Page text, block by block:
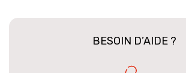
BESOIN D’AIDE ?